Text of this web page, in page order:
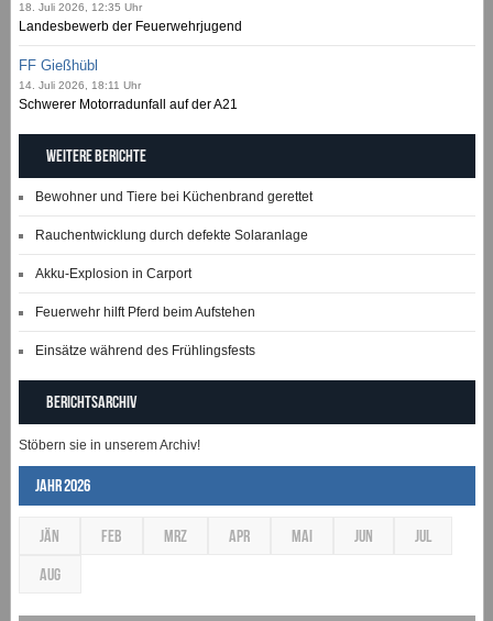
18. Juli 2026, 12:35 Uhr
Landesbewerb der Feuerwehrjugend
FF Gießhübl
14. Juli 2026, 18:11 Uhr
Schwerer Motorradunfall auf der A21
Weitere Berichte
Bewohner und Tiere bei Küchenbrand gerettet
Rauchentwicklung durch defekte Solaranlage
Akku-Explosion in Carport
Feuerwehr hilft Pferd beim Aufstehen
Einsätze während des Frühlingsfests
Berichtsarchiv
Stöbern sie in unserem Archiv!
Jahr 2026
JÄN FEB MRZ APR MAI JUN JUL
AUG